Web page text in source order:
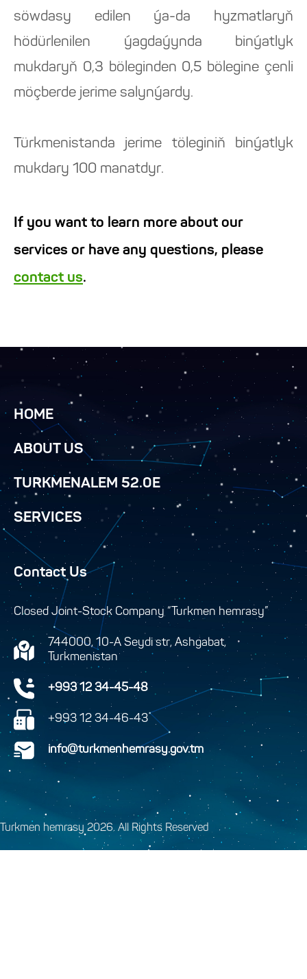
söwdasy edilen ýa-da hyzmatlaryň
hödürlenilen ýagdaýynda binýatlyk
mukdaryň 0,3 böleginden 0,5 bölegine çenli
möçberde jerime salynýardy.
Türkmenistanda jerime töleginiň binýatlyk
mukdary 100 manatdyr.
If you want to learn more about our
services or have any questions, please
contact us.
HOME
ABOUT US
TURKMENALEM 52.0E
SERVICES
Contact Us
Closed Joint-Stock Company “Turkmen hemrasy”
744000, 10-A Seydi str, Ashgabat,
Turkmenistan
+993 12 34-45-48
+993 12 34-46-43
info@turkmenhemrasy.gov.tm
Turkmen hemrasy 2026. All Rights Reserved